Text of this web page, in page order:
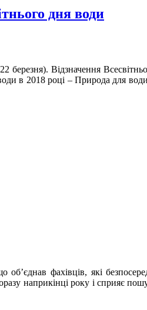
дня води
Відзначення
в 2018 році – Природа для
фахівців, які
наприкінці року і сприяє